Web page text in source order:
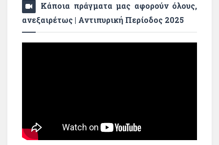
Κάποια πράγματα μας αφορούν όλους,
ανεξαιρέτως | Αντιπυρική Περίοδος 2025